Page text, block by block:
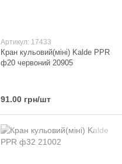
Артикул: 17433
Кран кульовий(міні) Kalde PPR
ф20 червоний 20905
91.00 грн/шт